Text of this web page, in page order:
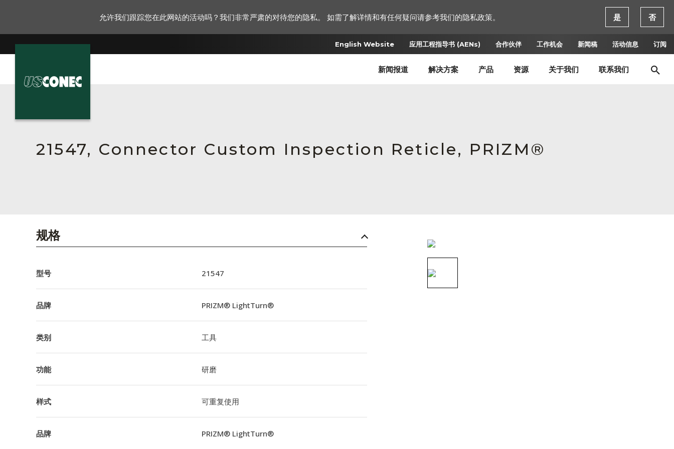
English Website 应用工程指导书 (AENs) 合作伙伴 工作机会 新闻稿 活动信息 订阅
新闻报道 解决方案 产品 资源 关于我们 联系我们
English Website
应用工程指导书 (AENs)
合作伙伴
活动信息
21547, Connector Custom Inspection Reticle, PRIZM®
规格
型号 21547
品牌 PRIZM® LightTurn®
类别 工具
功能 研磨
样式 可重复使用
品牌 PRIZM® LightTurn®
允许我们跟踪您在此网站的活动吗？我们非常严肃的对待您的隐私。 如需了解详情和有任何疑问请参考我们的隐私政策。 是 否